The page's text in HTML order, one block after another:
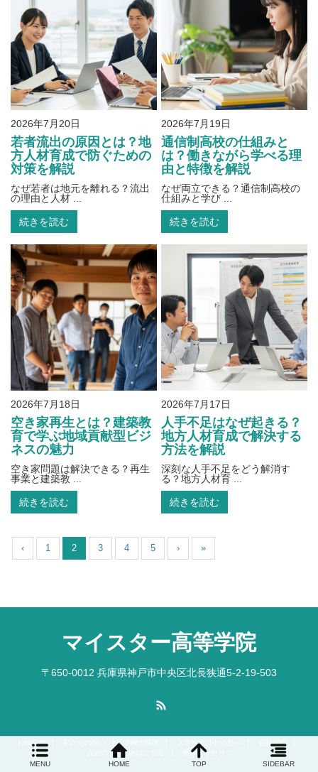
2026年7月20日
若者流出の原因とは？地
方人材育成で防ぐための
対策を解説
なぜ若者は地元を離れる？流出
の理由と人材 ...
続きを読む
2026年7月19日
通信制高校の仕組みと
は？働きながら学べる理
由と特徴を解説
なぜ両立できる？通信制高校の
仕組みと学び ...
続きを読む
2026年7月18日
空き家再生とは？建築教
育で学ぶ地域貢献型ビジ
ネスの魅力
空き家問題は解決できる？再生
事業と建築教 ...
続きを読む
2026年7月17日
人手不足はなぜ起きる？
地方人材育成で解決する
方法を解説
深刻な人手不足をどう解消す
る？地方人材育 ...
続きを読む
‹ 1 2 3 4 5 › »
マイスター高等学院
〒650-0012 兵庫県神戸市中央区北長狭通5-2-19-503
お知らせ 入学を検討中の方へ
会社紹介
入会のお申込みはこちら
推薦メッセージ
MENU
HOME TOP SIDEBAR